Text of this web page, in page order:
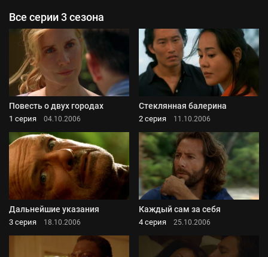
Все серии 3 сезона
Повесть о двух городах
1 серия 04.10.2006
Стеклянная балерина
2 серия 11.10.2006
Дальнейшие указания
3 серия 18.10.2006
Каждый сам за себя
4 серия 25.10.2006